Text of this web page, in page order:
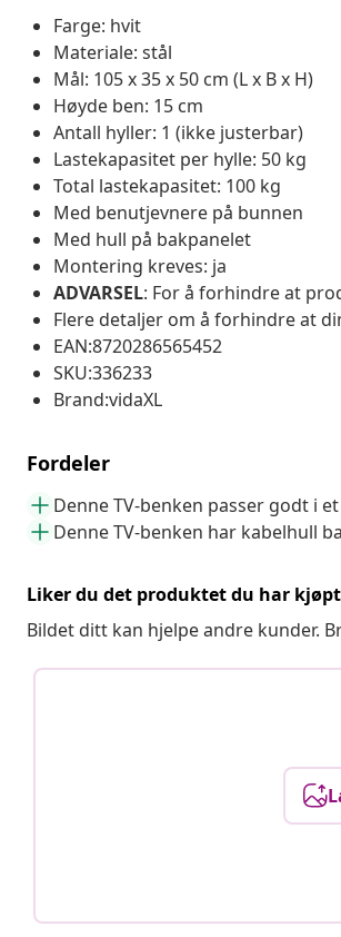
Farge: hvit
Materiale: stål
Mål: 105 x 35 x 50 cm (L x B x H)
Høyde ben: 15 cm
Antall hyller: 1 (ikke justerbar)
Lastekapasitet per hylle: 50 kg
Total lastekapasitet: 100 kg
Med benutjevnere på bunnen
Med hull på bakpanelet
Montering kreves: ja
ADVARSEL: For å forhindre at
Flere detaljer om å forhindre at
EAN:8720286565452
SKU:336233
Brand:vidaXL
Fordeler
Denne TV-benken passer godt i
Denne TV-benken har kabelhull
Liker du det produktet du har
Bildet ditt kan hjelpe andre kunder.